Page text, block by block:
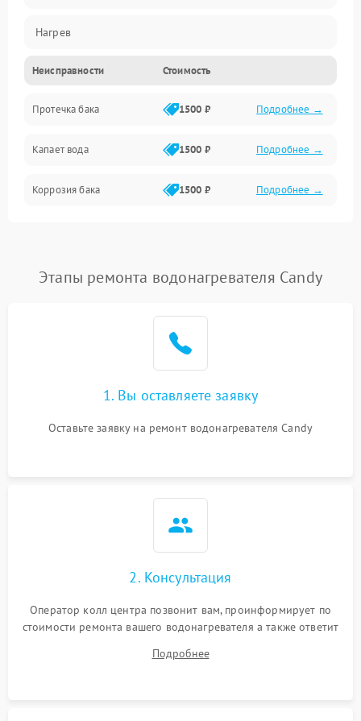
Нагрев
Датчики
Механика
Неисправности Стоимость
Протечка бака 1500 ₽ Подробнее →
Капает вода 1500 ₽ Подробнее →
Коррозия бака 1500 ₽ Подробнее →
Этапы ремонта водонагревателя Candy
1. Вы оставляете заявку
Оставьте заявку на ремонт водонагревателя Candy
2. Консультация
Оператор колл центра позвонит вам, проинформирует по
стоимости ремонта вашего водонагревателя а также ответит
Подробнее